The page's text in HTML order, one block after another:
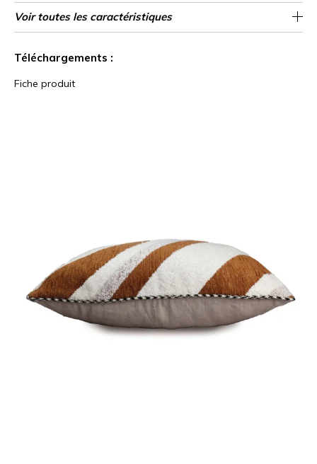
Finition Passepoil
Fermeture Zippee invisible
Entretien
Pays d'origine Tunisie
Voir toutes les caractéristiques
Téléchargements :
Fiche produit